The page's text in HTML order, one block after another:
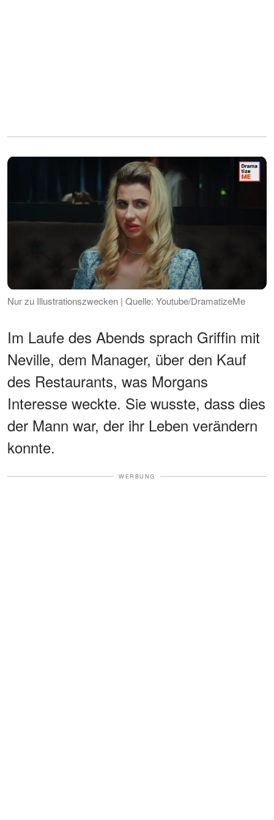
Nur zu Illustrationszwecken | Quelle: Youtube/DramatizeMe
Im Laufe des Abends sprach Griffin mit
Neville, dem Manager, über den Kauf
des Restaurants, was Morgans
Interesse weckte. Sie wusste, dass dies
der Mann war, der ihr Leben verändern
konnte.
WERBUNG